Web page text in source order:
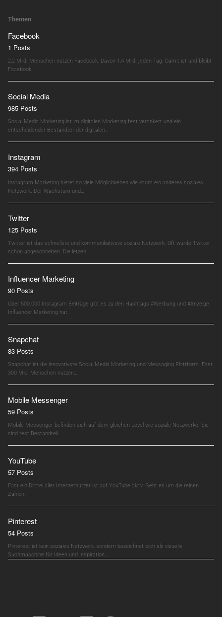
Themen
Facebook
1 Posts
2,2 Mrd. Menschen nutzen Facebook. Davon 1,4 Mrd. jeden Tag. Damit ist und bleibt
Facebook…
Social Media
985 Posts
Social Media Marketing ist im digitalen Marketing fest verankert und ein
entscheidender Bestandteil der digitalen…
Instagram
394 Posts
Instagram Marketing bietet so viele Möglichkeiten wie kaum ein anderes soziales
Netzwerk. Der Wachstum und…
Twitter
125 Posts
Twitter ist das schnellste und kommunikativste soziale Netzwerk. Oft wurde Twitter
schon abgeschrieben. Die letzen…
Influencer Marketing
90 Posts
Über 500.000 Instagram Beiträge gibt es zu den Hashtags #Werbung und #Anzeige.
Influencer Marketing hat…
Snapchat
83 Posts
Snapchat ist die innovativste Social Media Marketing und Messaging Plattform. Fast
300 Mio. Menschen nutzen…
Mobile Messenger
59 Posts
Mobile Messenger befinden sich auf dem gleichen Level wie soziale Netzwerke. Sie
sind fest Bestandteil…
YouTube
57 Posts
Fast ein Drittel aller Internetnutzer ist auf YouTube aktiv. Geht es um die reinen
Zahlen,…
Pinterest
54 Posts
Pinterest ist kein soziales Netzwerk, sondern bezeichnet sich als visuelle
Suchmaschine für Ideen und Inspiration.…